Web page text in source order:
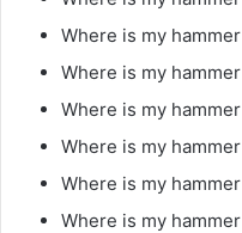
Where is my hammer
Where is my hammer
Where is my hammer
Where is my hammer
Where is my hammer
Where is my hammer